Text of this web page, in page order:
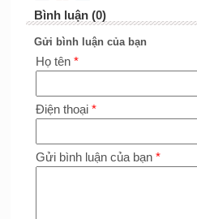
Bình luận (0)
Gửi bình luận của bạn
Họ tên *
Điện thoại *
Gửi bình luận của bạn *